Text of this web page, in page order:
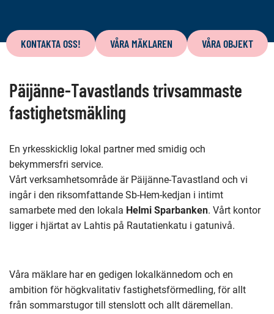
på
sida
KONTAKTA OSS! VÅRA MÄKLAREN VÅRA OBJEKT
Päijänne-Tavastlands trivsammaste
fastighetsmäkling
En yrkesskicklig lokal partner med smidig och
bekymmersfri service.
Vårt verksamhetsområde är Päijänne-Tavastland och vi
ingår i den riksomfattande Sb-Hem-kedjan i intimt
samarbete med den lokala Helmi Sparbanken. Vårt kontor
ligger i hjärtat av Lahtis på Rautatienkatu i gatunivå.
Våra mäklare har en gedigen lokalkännedom och en
ambition för högkvalitativ fastighetsförmedling, för allt
från sommarstugor till stenslott och allt däremellan.